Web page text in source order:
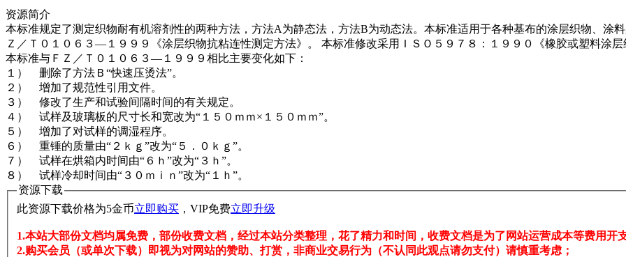
资源简介
本标准规定了测定织物耐有机溶剂性的两种方法，方法A为静态法，方法B为动态法。本标准适用于各种基布的涂层织物、涂
Ｚ／Ｔ０１０６３—１９９９《涂层织物抗粘连性测定方法》。 本标准修改采用ＩＳＯ５９７８：１９９０《橡胶或塑料涂
本标准与ＦＺ／Ｔ０１０６３—１９９９相比主要变化如下：
１） 删除了方法Ｂ“快速压烫法”。
２） 增加了规范性引用文件。
３） 修改了生产和试验间隔时间的有关规定。
４） 试样及玻璃板的尺寸长和宽改为“１５０ｍｍ×１５０ｍｍ”。
５） 增加了对试样的调湿程序。
６） 重锤的质量由“２ｋｇ”改为“５．０ｋｇ”。
７） 试样在烘箱内时间由“６ｈ”改为“３ｈ”。
８） 试样冷却时间由“３０ｍｉｎ”改为“１ｈ”。
资源下载
此资源下载价格为5金币立即购买 ，VIP免费立即升级
1.本站大部份文档均属免费，部份收费文档，经过本站分类整理，花了精力和时间，收费文档是为了网站运营成本等费用开
2.购买会员（或单次下载）即视为对网站的赞助、打赏，非商业交易行为（不认同此观点请勿支付）请慎重考虑；